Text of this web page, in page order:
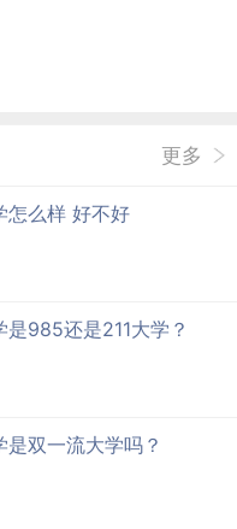
更多
怎么样 好不好
是985还是211大学？
是双一流大学吗？